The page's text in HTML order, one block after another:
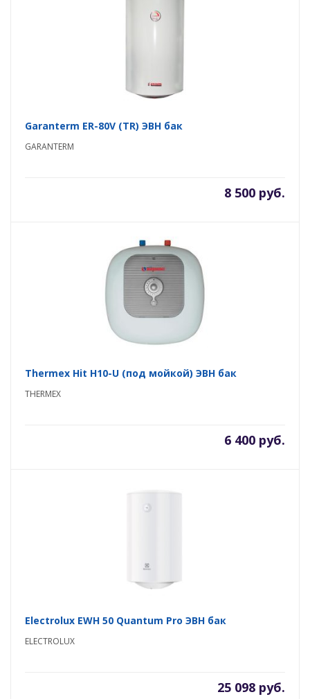
Garanterm ER-80V (TR) ЭВН бак
GARANTERM
8 500 руб.
Thermex Hit H10-U (под мойкой) ЭВН бак
THERMEX
6 400 руб.
Electrolux EWH 50 Quantum Pro ЭВН бак
ELECTROLUX
25 098 руб.